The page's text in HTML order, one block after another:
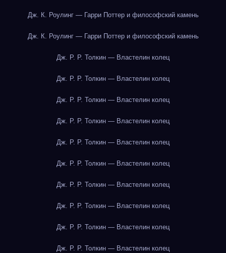
Дж. К. Роулинг — Гарри Поттер и философский камень
Дж. К. Роулинг — Гарри Поттер и философский камень
Дж. Р. Р. Толкин — Властелин колец
Дж. Р. Р. Толкин — Властелин колец
Дж. Р. Р. Толкин — Властелин колец
Дж. Р. Р. Толкин — Властелин колец
Дж. Р. Р. Толкин — Властелин колец
Дж. Р. Р. Толкин — Властелин колец
Дж. Р. Р. Толкин — Властелин колец
Дж. Р. Р. Толкин — Властелин колец
Дж. Р. Р. Толкин — Властелин колец
Дж. Р. Р. Толкин — Властелин колец